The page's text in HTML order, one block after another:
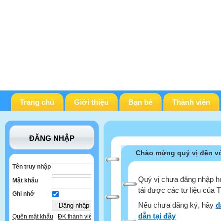
Trang chủ Giới thiệu Bạn bè Thành viên
ĐĂNG NHẬP
Tên truy nhập
Mật khẩu
Ghi nhớ
Quên mật khẩu ĐK thành viên
Chào mừng quý vị đến
Quý vị chưa đăng nhập
tải được các tư liệu của
Nếu chưa đăng ký, hãy
dẫn tại đây